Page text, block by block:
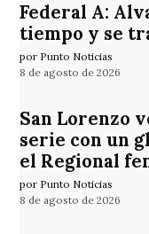
Federal A:
tiempo y se
por Punto Noticias
8 de agosto de 2026
San Lorenzo
serie con un
el Regional
por Punto Noticias
8 de agosto de 2026